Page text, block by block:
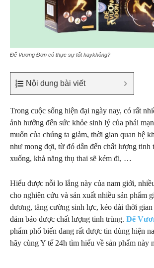
Đế Vương Đơn có thực sự tốt haykhông?
Nội dung bài viết
Trong cuộc sống hiện đại ngày nay, có rất
ảnh hưởng đến sức khỏe sinh lý của phái
muốn của chúng ta giảm, thời gian quan hệ
như mong đợi, từ đó dẫn đến chất lượng tinh
xuống, khả năng thụ thai sẽ kém đi, …
Hiểu được nỗi lo lắng này của nam giới,
cho nghiên cứu và sản xuất nhiều sản phẩm
dương, tăng cường sinh lực, kéo dài thời gian
đảm bảo được chất lượng tinh trùng. Đế
phẩm phổ biến đang rất được tin dùng hiện
hãy cùng Y tế 24h tìm hiểu về sản phẩm này